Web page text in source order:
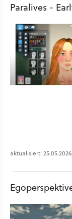
Paralives -
aktualisiert: